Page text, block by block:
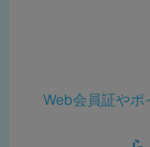
Web会員証やポ